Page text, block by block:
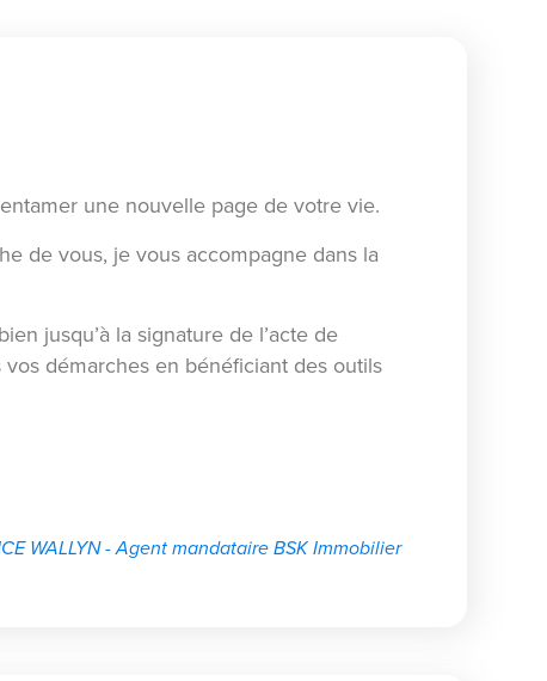
une nouvelle page de votre vie.
de vous, je vous accompagne dans la
jusqu’à la signature de l’acte de
démarches en bénéficiant des outils
WALLYN - Agent mandataire BSK Immobilier